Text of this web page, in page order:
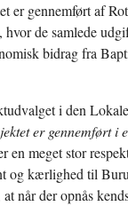
er gennemført af
de samlede
bidrag fra
i den
er gennemført i
en meget stor
og kærlighed til
når der opnås